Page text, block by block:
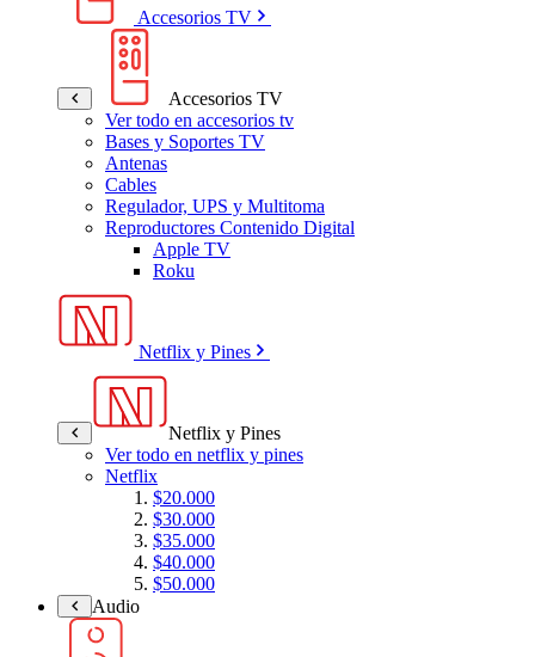
Accesorios TV
Accesorios TV
Ver todo en accesorios tv
Bases y Soportes TV
Antenas
Cables
Regulador, UPS y Multitoma
Reproductores Contenido Digital
Apple TV
Roku
Netflix y Pines
Netflix y Pines
Ver todo en netflix y pines
Netflix
$20.000
$30.000
$35.000
$40.000
$50.000
Audio